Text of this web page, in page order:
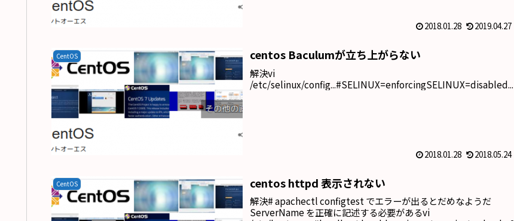
2018.01.28 2019.04.27
CentOS centos Baculumが立ち上がらない
解決vi
/etc/selinux/config...#SELINUX=enforcingSELINUX=disabled...
2018.01.28 2018.05.24
CentOS centos httpd 表示されない
解決# apachectl configtest でエラーが出るとだめなようだ
ServerName を正確に記述する必要があるvi